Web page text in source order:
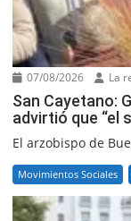
07/08/2026 La
San Cayetano:
advirtió que “el
El arzobispo de
Movimientos Sociales